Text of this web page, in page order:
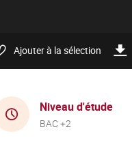
Ajouter à la sélection
Niveau d'étude
BAC +2